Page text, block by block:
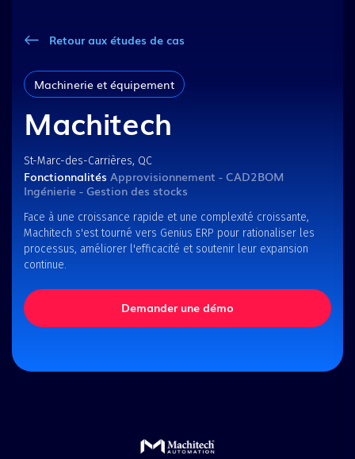
Retour aux études de cas
Machinerie et équipement
Machitech
St-Marc-des-Carrières, QC
Fonctionnalités Approvisionnement - CAD2BOM
Ingénierie - Gestion des stocks
Face à une croissance rapide et une complexité croissante,
Machitech s'est tourné vers Genius ERP pour rationaliser les
processus, améliorer l'efficacité et soutenir leur expansion
continue.
Demander une démo